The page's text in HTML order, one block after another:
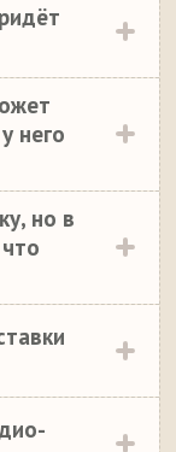
него
но в